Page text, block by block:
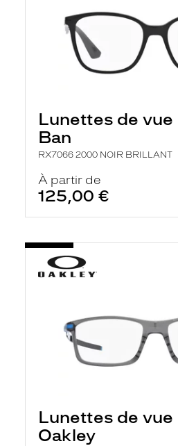
Lunettes de vue
Ban
RX7066 2000 NOIR BRILLANT
À partir de
125,00 €
Lunettes de vue
Oakley